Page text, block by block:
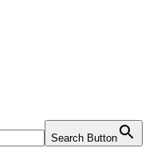
Search Button